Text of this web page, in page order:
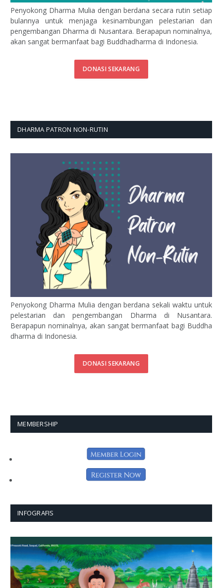
Penyokong Dharma Mulia dengan berdana secara rutin setiap
bulannya untuk menjaga kesinambungan pelestarian dan
pengembangan Dharma di Nusantara. Berapapun nominalnya,
akan sangat bermanfaat bagi Buddhadharma di Indonesia.
DONASI SEKARANG
DHARMA PATRON NON-RUTIN
Penyokong Dharma Mulia dengan berdana sekali waktu untuk
pelestarian dan pengembangan Dharma di Nusantara.
Berapapun nominalnya, akan sangat bermanfaat bagi Buddha
dharma di Indonesia.
DONASI SEKARANG
MEMBERSHIP
INFOGRAFIS